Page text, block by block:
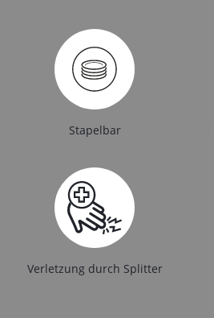
Stapelbar
Verletzung durch Splitter